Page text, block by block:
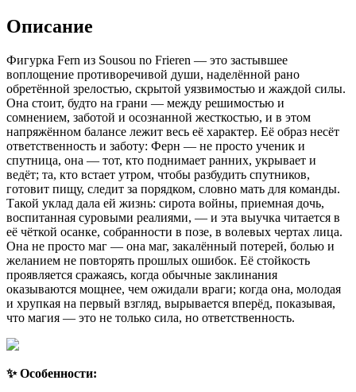
Описание
Фигурка Fern из Sousou no Frieren — это застывшее
воплощение противоречивой души, наделённой рано
обретённой зрелостью, скрытой уязвимостью и жаждой силы.
Она стоит, будто на грани — между решимостью и
сомнением, заботой и осознанной жесткостью, и в этом
напряжённом балансе лежит весь её характер. Её образ несёт
ответственность и заботу: Ферн — не просто ученик и
спутница, она — тот, кто поднимает ранних, укрывает и
ведёт; та, кто встает утром, чтобы разбудить спутников,
готовит пищу, следит за порядком, словно мать для команды.
Такой уклад дала ей жизнь: сирота войны, приемная дочь,
воспитанная суровыми реалиями, — и эта выучка читается в
её чёткой осанке, собранности в позе, в волевых чертах лица.
Она не просто маг — она маг, закалённый потерей, болью и
желанием не повторять прошлых ошибок. Её стойкость
проявляется сражаясь, когда обычные заклинания
оказываются мощнее, чем ожидали враги; когда она, молодая
и хрупкая на первый взгляд, вырывается вперёд, показывая,
что магия — это не только сила, но ответственность.
✨ Особенности: